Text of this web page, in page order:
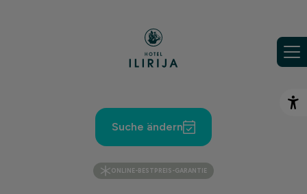
Suche ändern
ONLINE-BESTPREIS-GARANTIE